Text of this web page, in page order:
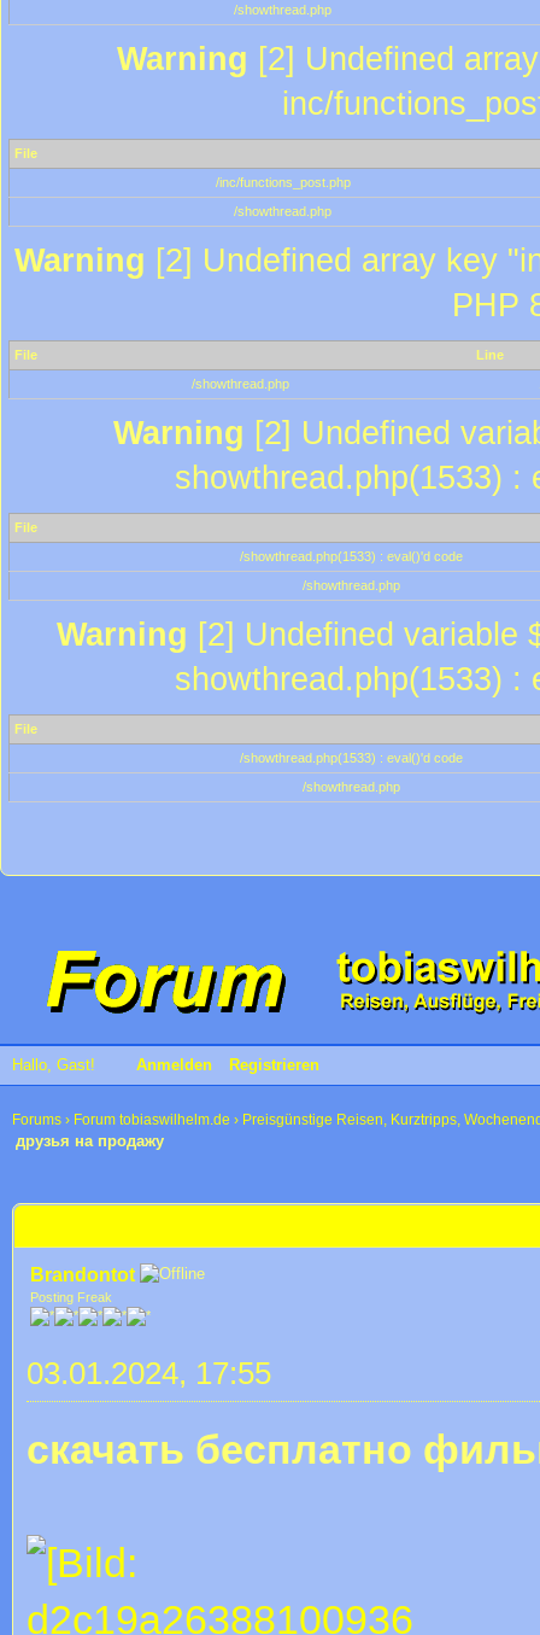
/showthread.php
Warning [2] Undefined
inc/
File
/inc/functions_post.php
/showthread.php
Warning [2] Undefined array key
PHP
File
Line
/showthread.php
Warning [2] Undefined
showthread.php(1533) :
File
/showthread.php(1533) : eval()'d code
/showthread.php
Warning [2] Undefined variable
showthread.php(1533) :
File
/showthread.php(1533) : eval()'d code
/showthread.php
Hallo, Gast! Anmelden Registrieren
Forums › Forum tobiaswilhelm.de › Preisgünstige Reisen, Kurztripps,
друзья на продажу
Brandontot
Posting Freak
03.01.2024, 17:55
скачать бесплатно